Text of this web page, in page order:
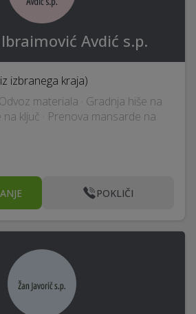
Avdić s.p.
izbranega kraja)
materiala · Gradnja hiše na
na ključ · Prenova mansarde na
POKLIČI